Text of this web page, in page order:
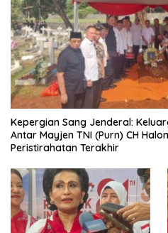
Kepergian Sang Jenderal:
Antar Mayjen TNI (Purn) CH
Peristirahatan Terakhir